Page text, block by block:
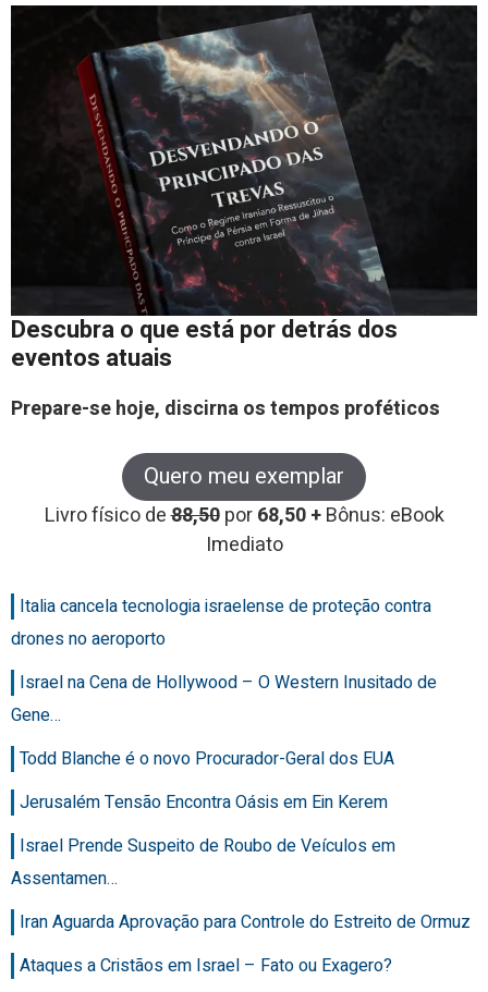
Descubra o que está por detrás dos
eventos atuais
Prepare-se hoje, discirna os tempos proféticos
Quero meu exemplar
Livro físico de88,50 por68,50 +Bônus: eBook
Imediato
Italia cancela tecnologia israelense de proteção contra
drones no aeroporto
Israel na Cena de Hollywood – O Western Inusitado de
Gene…
Todd Blanche é o novo Procurador-Geral dos EUA
Jerusalém Tensão Encontra Oásis em Ein Kerem
Israel Prende Suspeito de Roubo de Veículos em
Assentamen…
Iran Aguarda Aprovação para Controle do Estreito de Ormuz
Ataques a Cristãos em Israel – Fato ou Exagero?